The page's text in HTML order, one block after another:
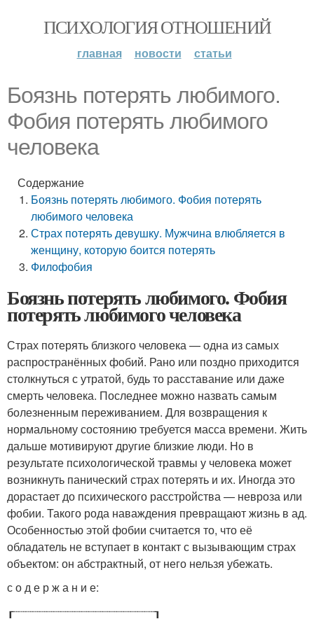
ПСИХОЛОГИЯ ОТНОШЕНИЙ
главная новости статьи
Боязнь потерять любимого.
Фобия потерять любимого
человека
Содержание
Боязнь потерять любимого. Фобия потерять
любимого человека
Страх потерять девушку. Мужчина влюбляется в
женщину, которую боится потерять
Филофобия
Боязнь потерять любимого. Фобия
потерять любимого человека
Страх потерять близкого человека — одна из самых
распространённых фобий. Рано или поздно приходится
столкнуться с утратой, будь то расставание или даже
смерть человека. Последнее можно назвать самым
болезненным переживанием. Для возвращения к
нормальному состоянию требуется масса времени. Жить
дальше мотивируют другие близкие люди. Но в
результате психологической травмы у человека может
возникнуть панический страх потерять и их. Иногда это
дорастает до психического расстройства — невроза или
фобии. Такого рода наваждения превращают жизнь в ад.
Особенностью этой фобии считается то, что её
обладатель не вступает в контакт с вызывающим страх
объектом: он абстрактный, от него нельзя убежать.
с о д е р ж а н и е:
┎┈┈┈┈┈┈┈┈┈┈┈┈┈┈┈┈┈┈┈┈┒